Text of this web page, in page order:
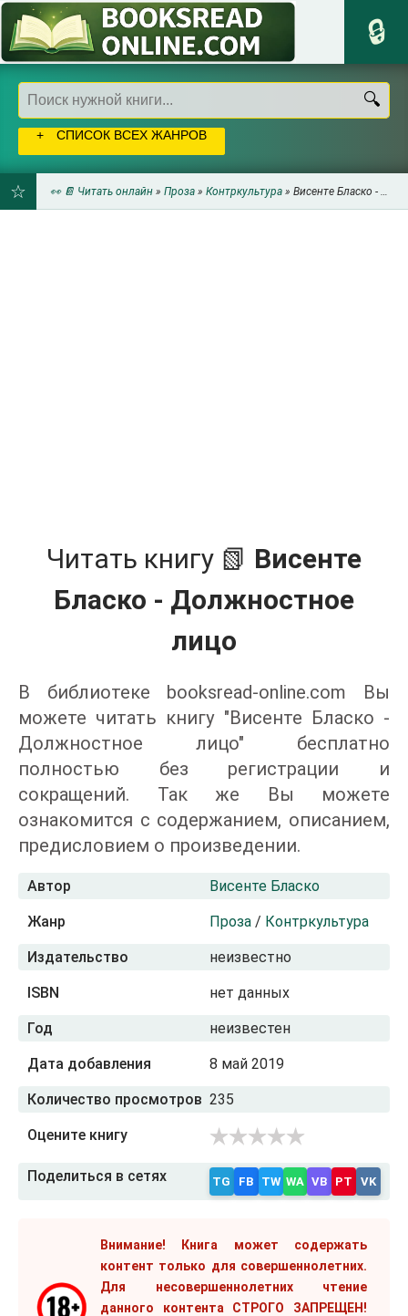
СПИСОК ВСЕХ ЖАНРОВ
👀 📔 Читать онлайн » Проза » Контркультура » Висенте Бласко - Должностное лицо
Читать книгу 📗 Висенте
Бласко - Должностное
лицо
В библиотеке booksread-online.com Вы
можете читать книгу "Висенте Бласко -
Должностное лицо" бесплатно
полностью без регистрации и
сокращений. Так же Вы можете
ознакомится с содержанием, описанием,
предисловием о произведении.
Автор Висенте Бласко
Жанр Проза / Контркультура
Издательство неизвестно
ISBN нет данных
Год неизвестен
Дата добавления 8 май 2019
Количество просмотров 235
Оцените книгу
Поделиться в сетях TG FB TW WA VB PT VK
Внимание! Книга может содержать
контент только для совершеннолетних.
Для несовершеннолетних чтение
данного контента СТРОГО ЗАПРЕЩЕН!